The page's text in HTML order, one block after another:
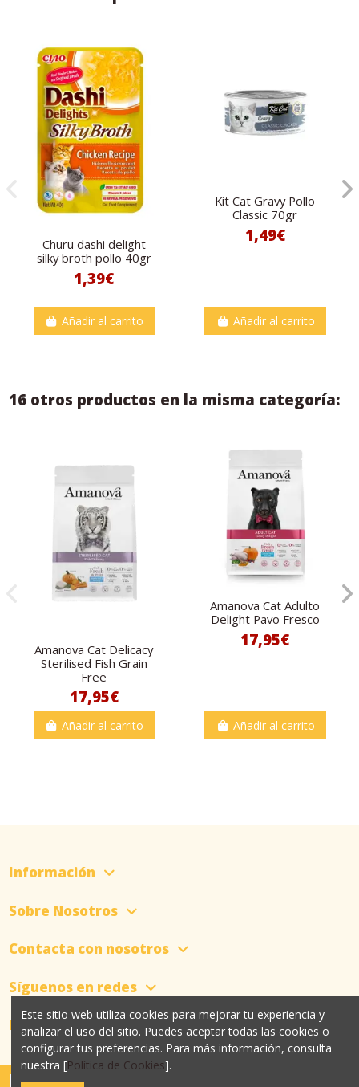
Churu dashi delight
silky broth pollo 40gr
1,39€
Añadir al carrito
Kit Cat Gravy Pollo
Classic 70gr
1,49€
Añadir al carrito
16 otros productos en la misma categoría:
Amanova Cat Delicacy
Sterilised Fish Grain
Free
17,95€
Añadir al carrito
Amanova Cat Adulto
Delight Pavo Fresco
17,95€
Añadir al carrito
Información
Sobre Nosotros
Contacta con nosotros
Síguenos en redes
Newsletter
Este sitio web utiliza cookies para mejorar tu experiencia y
analizar el uso del sitio. Puedes aceptar todas las cookies o
configurar tus preferencias. Para más información, consulta
nuestra [Política de Cookies].